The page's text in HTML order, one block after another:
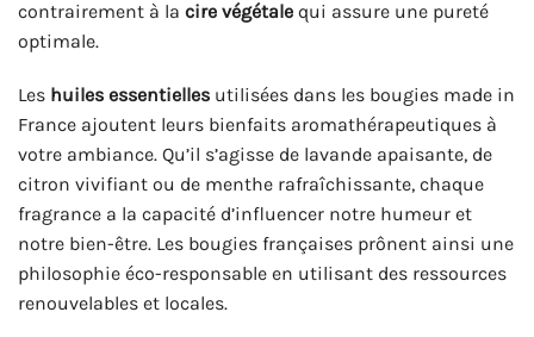
contrairement à la cire végétale qui assure une pureté
optimale.
Les huiles essentielles utilisées dans les bougies made in
France ajoutent leurs bienfaits aromathérapeutiques à
votre ambiance. Qu’il s’agisse de lavande apaisante, de
citron vivifiant ou de menthe rafraîchissante, chaque
fragrance a la capacité d’influencer notre humeur et
notre bien-être. Les bougies françaises prônent ainsi une
philosophie éco-responsable en utilisant des ressources
renouvelables et locales.